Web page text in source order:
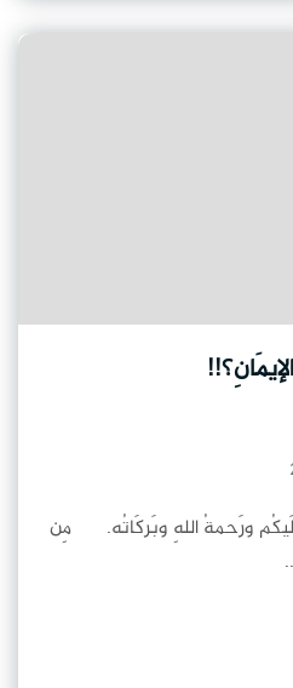
ورَحمةُ اللهِ وبَركَاتُه. مِن